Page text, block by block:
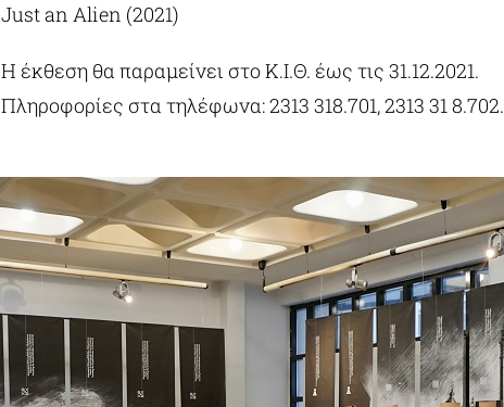
Just an Alien (2021)
Η έκθεση θα παραμείνει στο Κ.Ι.Θ. έως τις 31.12.2021.
Πληροφορίες στα τηλέφωνα: 2313 318.701, 2313 31 8.702.